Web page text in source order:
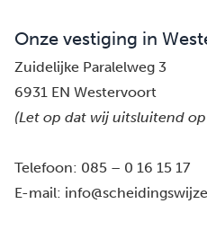
Onze vestiging in
Zuidelijke Paralelweg 3
6931 EN Westervoort
(Let op dat wij uitsluitend op
Telefoon: 085 – 0 16 15 17
E-mail: